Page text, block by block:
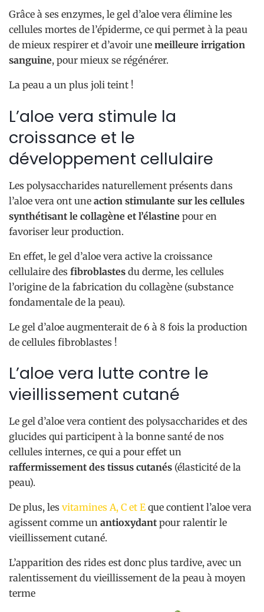
Grâce à ses enzymes, le gel d’aloe vera élimine les
cellules mortes de l’épiderme, ce qui permet à la peau
de mieux respirer et d’avoir une meilleure irrigation
sanguine, pour mieux se régénérer.
La peau a un plus joli teint !
L’aloe vera stimule la
croissance et le
développement cellulaire
Les polysaccharides naturellement présents dans
l’aloe vera ont une action stimulante sur les cellules
synthétisant le collagène et l’élastine pour en
favoriser leur production.
En effet, le gel d’aloe vera active la croissance
cellulaire des fibroblastes du derme, les cellules
l’origine de la fabrication du collagène (substance
fondamentale de la peau).
Le gel d’aloe augmenterait de 6 à 8 fois la production
de cellules fibroblastes !
L’aloe vera lutte contre le
vieillissement cutané
Le gel d’aloe vera contient des polysaccharides et des
glucides qui participent à la bonne santé de nos
cellules internes, ce qui a pour effet un
raffermissement des tissus cutanés (élasticité de la
peau).
De plus, les vitamines A, C et E que contient l’aloe vera
agissent comme un antioxydant pour ralentir le
vieillissement cutané.
L’apparition des rides est donc plus tardive, avec un
ralentissement du vieillissement de la peau à moyen
terme